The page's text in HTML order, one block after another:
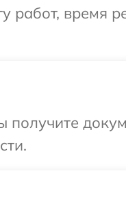
работ, время